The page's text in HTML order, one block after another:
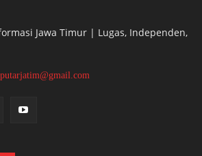
Jawa Timur | Lugas, Independen,